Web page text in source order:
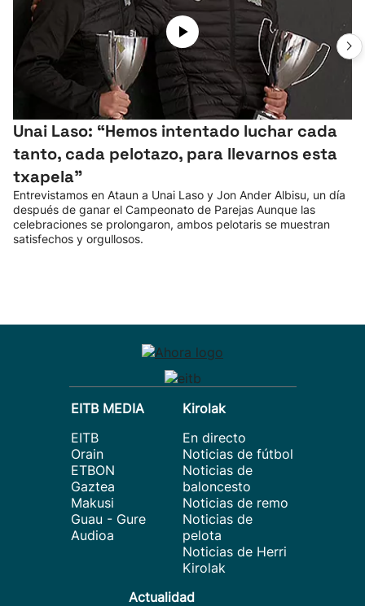
Unai Laso: “Hemos intentado luchar cada
tanto, cada pelotazo, para llevarnos esta
txapela”
Entrevistamos en Ataun a Unai Laso y Jon Ander Albisu, un día
después de ganar el Campeonato de Parejas Aunque las
celebraciones se prolongaron, ambos pelotaris se muestran
satisfechos y orgullosos.
EITB MEDIA
EITB
Orain
ETBON
Gaztea
Makusi
Guau - Gure
Audioa
Kirolak
En directo
Noticias de fútbol
Noticias de
baloncesto
Noticias de remo
Noticias de
pelota
Noticias de Herri
Kirolak
Actualidad